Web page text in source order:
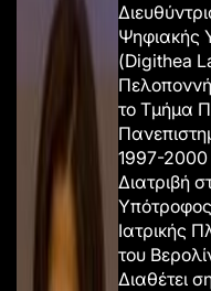
Ψηφιακής
(Digithea
το Τμήμα
1997-2000
Διατριβή
Υπότροφος
Ιατρικής
του
Διαθέτει